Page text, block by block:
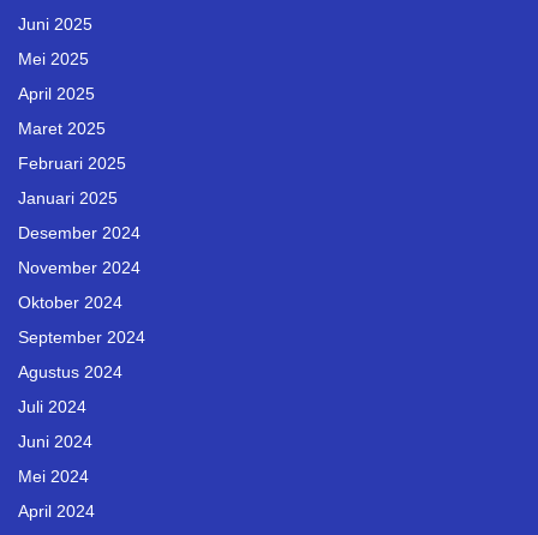
Juni 2025
Mei 2025
April 2025
Maret 2025
Februari 2025
Januari 2025
Desember 2024
November 2024
Oktober 2024
September 2024
Agustus 2024
Juli 2024
Juni 2024
Mei 2024
April 2024